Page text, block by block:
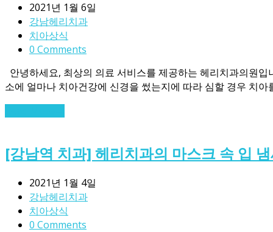
2021년 1월 6일
강남헤리치과
치아상식
0 Comments
안녕하세요, 최상의 의료 서비스를 제공하는 헤리치과의원
소에 얼마나 치아건강에 신경을 썼는지에 따라 심할 경우 치
[강남역 치과] 헤리치과의 마스크 속 입
2021년 1월 4일
강남헤리치과
치아상식
0 Comments